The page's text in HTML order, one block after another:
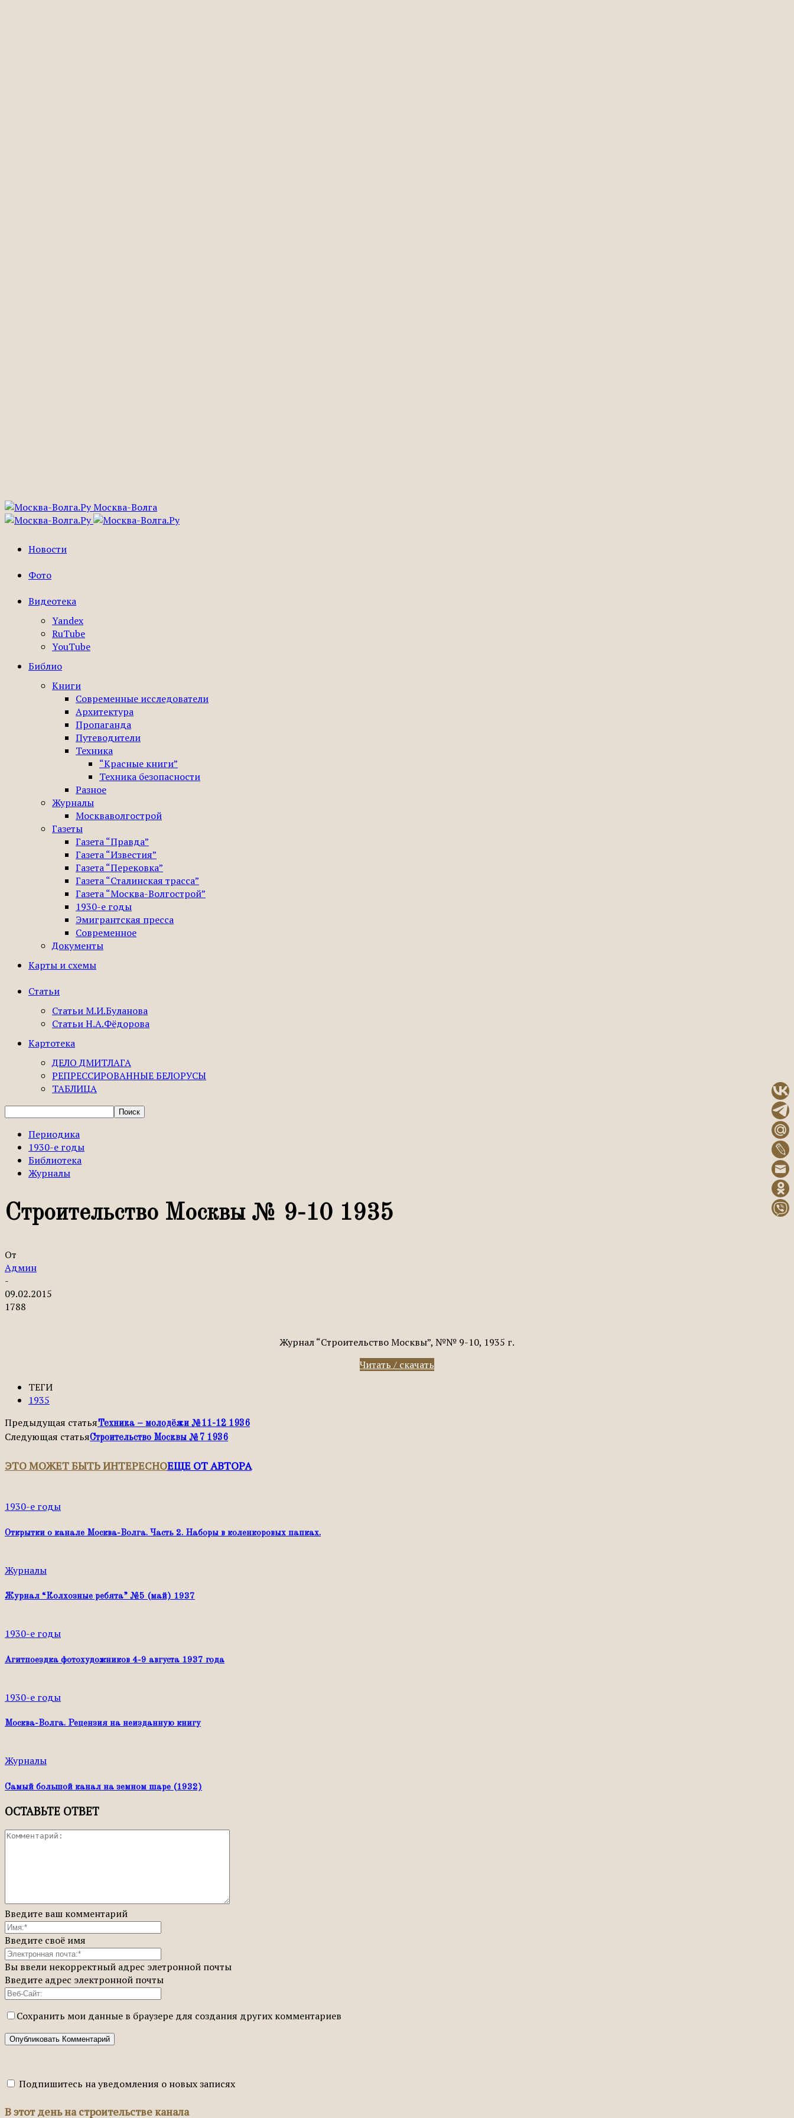
Москва-Волга
Новости
Фото
Видеотека
Yandex
RuTube
YouTube
Библио
Книги
Современные исследователи
Архитектура
Пропаганда
Путеводители
Техника
“Красные книги”
Техника безопасности
Разное
Журналы
Москваволгострой
Газеты
Газета “Правда”
Газета “Известия”
Газета “Перековка”
Газета “Сталинская трасса”
Газета “Москва-Волгострой”
1930-е годы
Эмигрантская пресса
Современное
Документы
Карты и схемы
Статьи
Статьи М.И.Буланова
Статьи Н.А.Фёдорова
Картотека
ДЕЛО ДМИТЛАГА
РЕПРЕССИРОВАННЫЕ БЕЛОРУСЫ
ТАБЛИЦА
Периодика
1930-е годы
Библиотека
Журналы
Строительство Москвы № 9-10 1935
От
Админ
-
09.02.2015
1788
Журнал “Строительство Москвы”, №№ 9-10, 1935 г.
Читать / скачать
ТЕГИ
1935
Предыдущая статьяТехника – молодёжи №11-12 1936
Следующая статьяСтроительство Москвы №7 1936
ЭТО МОЖЕТ БЫТЬ ИНТЕРЕСНОЕЩЕ ОТ АВТОРА
1930-е годы
Открытки о канале Москва-Волга. Часть 2. Наборы в коленкоровых папках.
Журналы
Журнал “Колхозные ребята” №5 (май) 1937
1930-е годы
Агитпоездка фотохудожников 4-9 августа 1937 года
1930-е годы
Москва-Волга. Рецензия на неизданную книгу
Журналы
Самый большой канал на земном шаре (1932)
ОСТАВЬТЕ ОТВЕТ
Введите ваш комментарий
Введите своё имя
Вы ввели некорректный адрес элетронной почты
Введите адрес электронной почты
Сохранить мои данные в браузере для создания других комментариев
Подпишитесь на уведомления о новых записях
В этот день на строительстве канала